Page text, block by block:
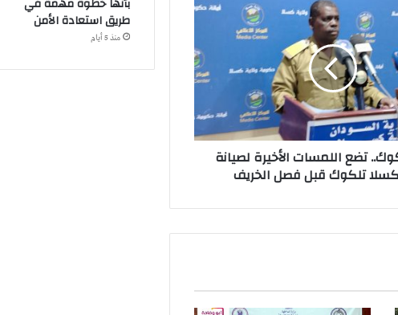
تضع اللمسات الأخيرة لصيانة
تلكوك قبل فصل الخريف
بأنها خطوة مهمة في
طريق استعادة الأمن
منذ 5 أيام